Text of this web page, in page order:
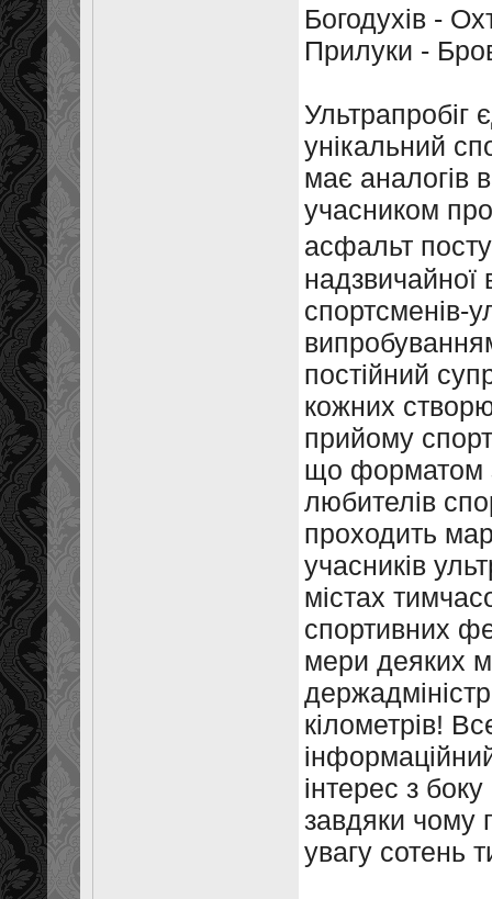
Богодухів -
Прилуки -
унікальний
має аналогів
учасником
асфальт
надзвичайної
спортсменів-
постійний
кожних
прийому
що форматом
любителів
проходить
учасників
містах
спортивних
мери деяких
кілометрів!
інтерес з
завдяки чому
увагу сотень